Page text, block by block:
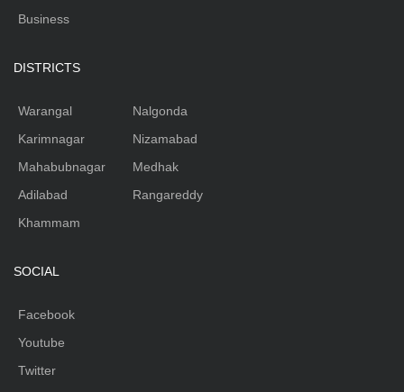
Business
DISTRICTS
Warangal
Karimnagar
Mahabubnagar
Adilabad
Khammam
Nalgonda
Nizamabad
Medhak
Rangareddy
SOCIAL
Facebook
Youtube
Twitter